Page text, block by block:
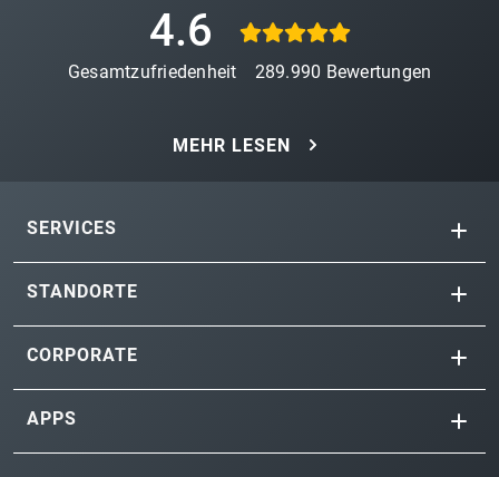
4.6
Gesamtzufriedenheit 289.990 Bewertungen
MEHR LESEN
SERVICES
STANDORTE
CORPORATE
APPS